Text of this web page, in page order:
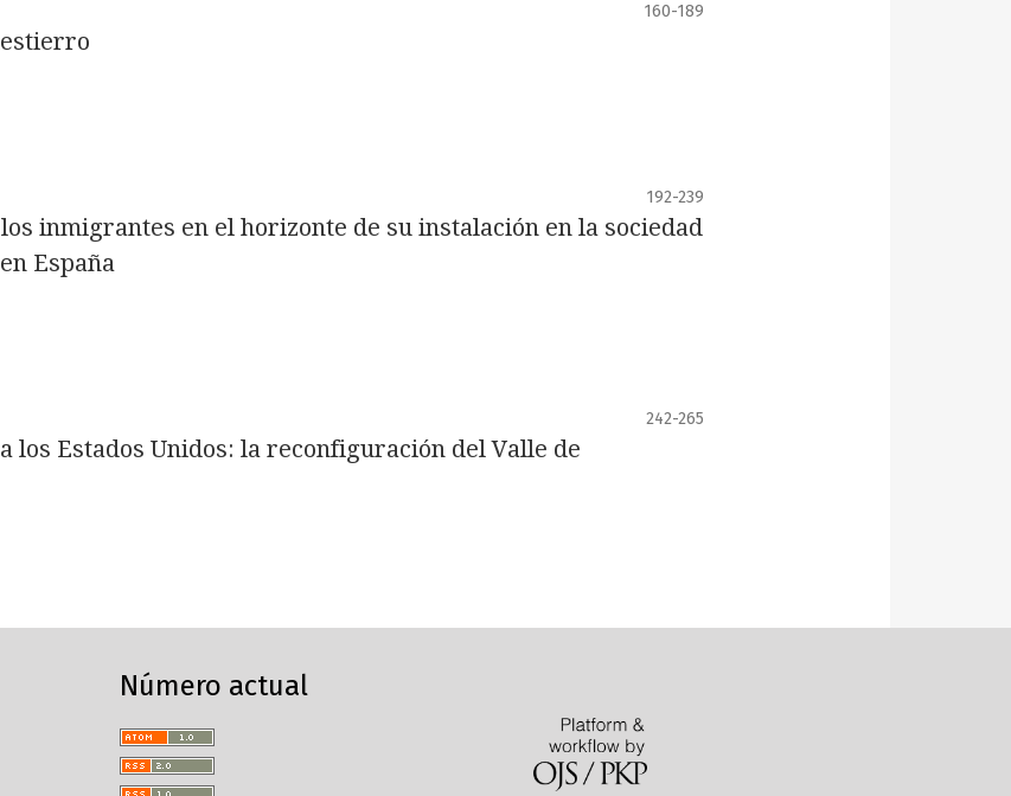
160-189
192-239
inmigrantes en el horizonte de su instalación en la sociedad
España
242-265
los Estados Unidos: la reconfiguración del Valle de
Número actual